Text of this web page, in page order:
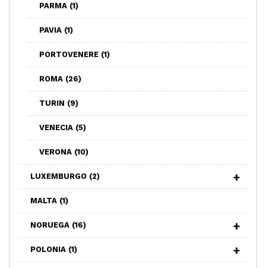
PARMA (1)
PAVIA (1)
PORTOVENERE (1)
ROMA (26)
TURIN (9)
VENECIA (5)
VERONA (10)
LUXEMBURGO (2)
MALTA (1)
NORUEGA (16)
POLONIA (1)